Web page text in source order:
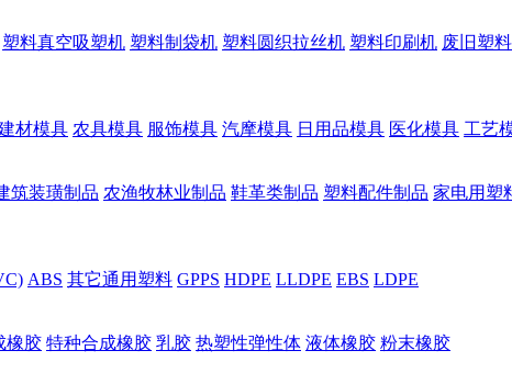
塑料真空吸塑机 塑料制袋机 塑料圆织拉丝机 塑料印刷机 废旧塑
材模具 农具模具 服饰模具 汽摩模具 日用品模具 医化模具 工艺
筑装璜制品 农渔牧林业制品 鞋革类制品 塑料配件制品 家电用塑
ABS 其它通用塑料 GPPS HDPE LLDPE EBS LDPE
橡胶 特种合成橡胶 乳胶 热塑性弹性体 液体橡胶 粉末橡胶